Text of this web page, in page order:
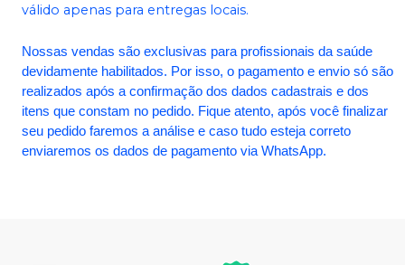
válido apenas para entregas locais.
Nossas vendas são exclusivas para profissionais da saúde
devidamente habilitados. Por isso, o pagamento e envio só são
realizados após a confirmação dos dados cadastrais e dos
itens que constam no pedido. Fique atento, após você finalizar
seu pedido faremos a análise e caso tudo esteja correto
enviaremos os dados de pagamento via WhatsApp.